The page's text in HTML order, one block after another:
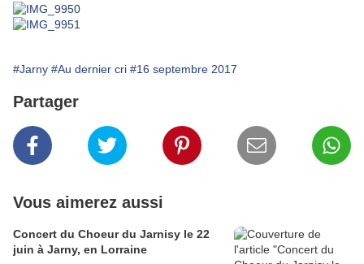
#Jarny #Au dernier cri #16 septembre 2017
Partager
Vous aimerez aussi
Concert du Choeur du Jarnisy le 22
juin à Jarny, en Lorraine